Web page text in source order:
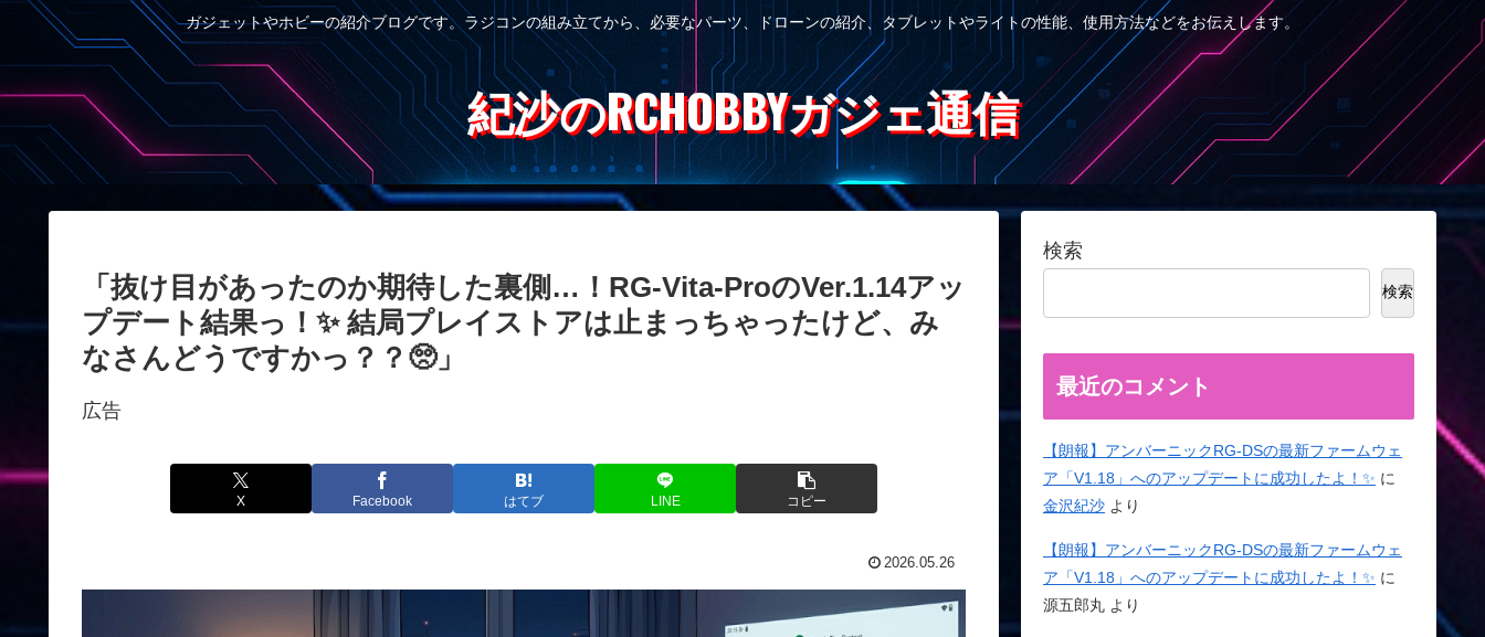
ガジェットやホビーの紹介ブログです。ラジコンの組み立てから、必要なパーツ、ドローンの紹介、タブレットやライトの性能、使用方法などをお伝えします。
紀沙のRCHOBBYガジェ通信
「抜け目があったのか期待した裏側…！RG-Vita-ProのVer.1.14アッ
プデート結果っ！✨ 結局プレイストアは止まっちゃったけど、み
なさんどうですかっ？？🥺」
広告
X Facebook はてブ LINE コピー
2026.05.26
検索
検索
最近のコメント
【朗報】アンバーニックRG-DSの最新ファームウェ
ア「V1.18」へのアップデートに成功したよ！✨ に
金沢紀沙 より
【朗報】アンバーニックRG-DSの最新ファームウェ
ア「V1.18」へのアップデートに成功したよ！✨ に
源五郎丸 より